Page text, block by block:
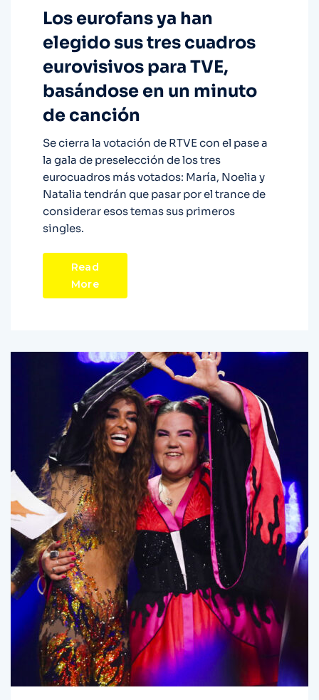
Los eurofans ya han
elegido sus tres cuadros
eurovisivos para TVE,
basándose en un minuto
de canción
Se cierra la votación de RTVE con el pase a
la gala de preselección de los tres
eurocuadros más votados: María, Noelia y
Natalia tendrán que pasar por el trance de
considerar esos temas sus primeros
singles.
Read
More